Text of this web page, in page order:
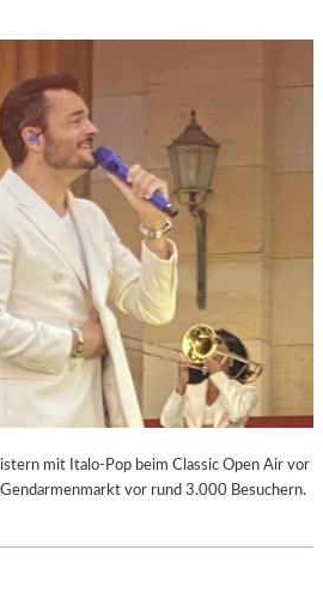
mit Italo-Pop beim Classic Open Air vor
vor rund 3.000 Besuchern.